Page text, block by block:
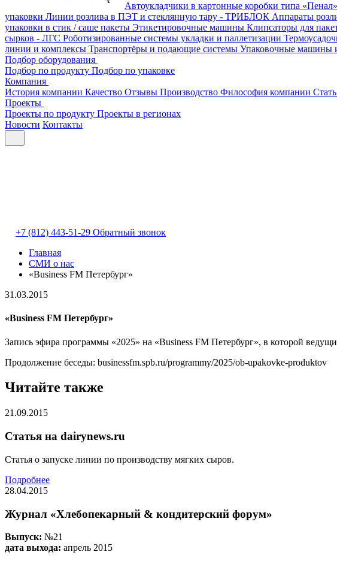
Автоукладчики в картонные коробки типа «Пенал»
упаковки Линии розлива в ПЭТ и стеклянную тару - ТРИБЛОК Аппараты
упаковки в стик / саше пакеты Этикетировочные машины Клипсаторы для
сырков - ЛГС Роботизированные системы укладки и паллетизации
линии и комплексы Транспортёры и подающие системы Упаковочные машины
Подбор оборудования
Подбор по продукту Подбор по упаковке
Компания
История компании Качество Отзывы Производство Философия компании
Проекты
Проекты по продукту Проекты в регионах
Новости Контакты
+7 (812) 443-51-29 Обратный звонок
Главная
СМИ о нас
«Business FM Петербург»
31.03.2015
«Business FM Петербург»
Запись эфира программы «2025» на «Business FM Петербург», в которой
Продолжение беседы: businessfm.spb.ru/programmy/2025/ob-upakovke-produktov
Читайте также
21.09.2015
Статья на dairynews.ru
Статья о запуске линии по производству мягких сыров.
Подробнее
28.04.2015
Журнал «Хлебопекарный & кондитерский форум»
Выпуск: №21
дата выхода: апрель 2015